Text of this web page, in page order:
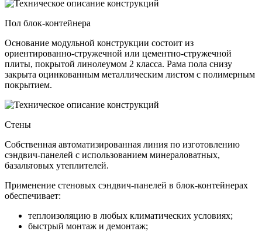
Пол блок-контейнера
Основание модульной конструкции состоит из
ориентированно-стружечной или цементно-стружечной
плиты, покрытой линолеумом 2 класса. Рама пола снизу
закрыта оцинкованным металлическим листом с полимерным
покрытием.
Стены
Собственная автоматизированная линия по изготовлению
сэндвич-панелей с использованием минераловатных,
базальтовых утеплителей.
Применение стеновых сэндвич-панелей в блок-контейнерах
обеспечивает:
теплоизоляцию в любых климатических условиях;
быстрый монтаж и демонтаж;